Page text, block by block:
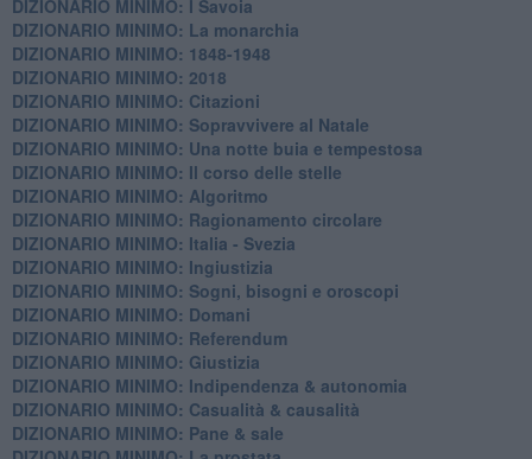
DIZIONARIO MINIMO: I Savoia
DIZIONARIO MINIMO: La monarchia
DIZIONARIO MINIMO: 1848-1948
DIZIONARIO MINIMO: 2018
DIZIONARIO MINIMO: Citazioni
DIZIONARIO MINIMO: ​Sopravvivere al Natale
DIZIONARIO MINIMO: ​Una notte buia e tempestosa
DIZIONARIO MINIMO: Il corso delle stelle
DIZIONARIO MINIMO: Algoritmo
DIZIONARIO MINIMO: Ragionamento circolare
DIZIONARIO MINIMO: Italia - Svezia
DIZIONARIO MINIMO: ​Ingiustizia
DIZIONARIO MINIMO: ​Sogni, bisogni e oroscopi
DIZIONARIO MINIMO: Domani
DIZIONARIO MINIMO: Referendum
DIZIONARIO MINIMO: Giustizia
DIZIONARIO MINIMO: ​Indipendenza & autonomia
DIZIONARIO MINIMO: ​Casualità & causalità
​DIZIONARIO MINIMO: Pane & sale